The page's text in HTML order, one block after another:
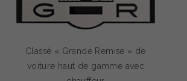
Classé « Grande Remise » de
voiture haut de gamme avec